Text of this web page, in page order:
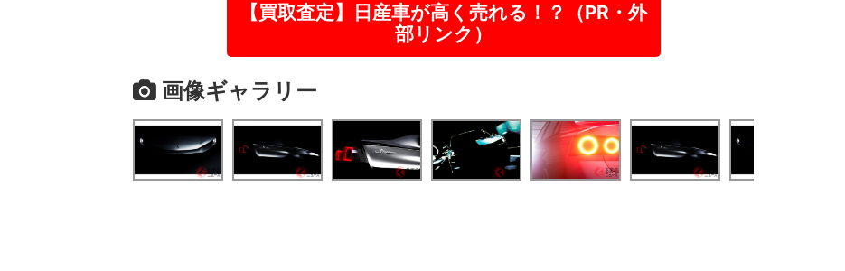
【買取査定】日産車が高く売れる！？（PR・外
部リンク）
画像ギャラリー